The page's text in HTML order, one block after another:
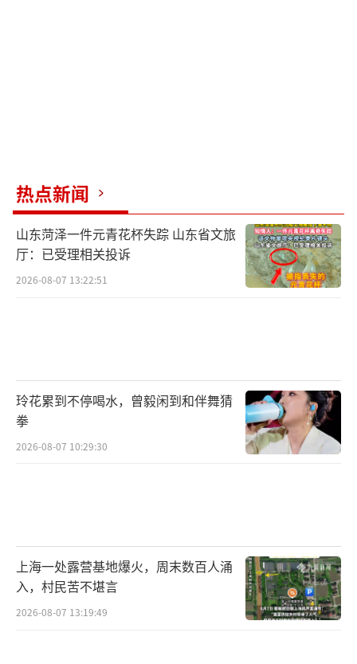
热点新闻
山东菏泽一件元青花杯失踪 山东省文旅
厅：已受理相关投诉
2026-08-07 13:22:51
玲花累到不停喝水，曾毅闲到和伴舞猜
拳
2026-08-07 10:29:30
上海一处露营基地爆火，周末数百人涌
入，村民苦不堪言
2026-08-07 13:19:49